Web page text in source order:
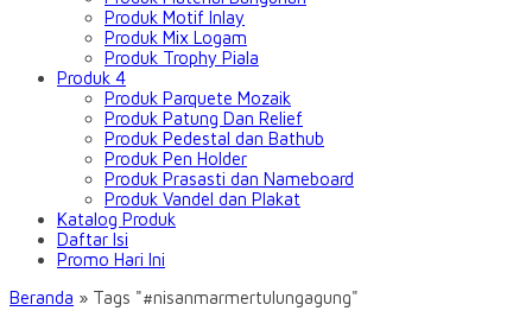
Produk Motif Inlay
Produk Mix Logam
Produk Trophy Piala
Produk 4
Produk Parquete Mozaik
Produk Patung Dan Relief
Produk Pedestal dan Bathub
Produk Pen Holder
Produk Prasasti dan Nameboard
Produk Vandel dan Plakat
Katalog Produk
Daftar Isi
Promo Hari Ini
Beranda » Tags "#nisanmarmertulungagung"